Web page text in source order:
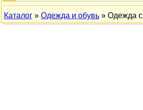
Каталог » Одежда и обувь » Одежда